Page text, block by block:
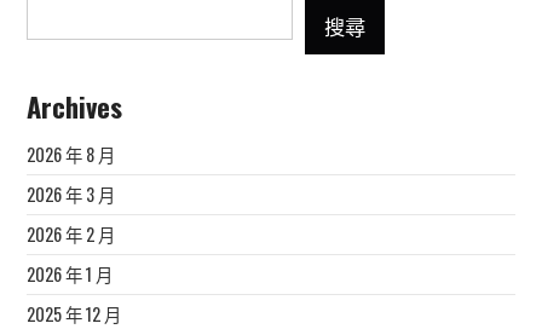
搜尋
Archives
2026 年 8 月
2026 年 3 月
2026 年 2 月
2026 年 1 月
2025 年 12 月